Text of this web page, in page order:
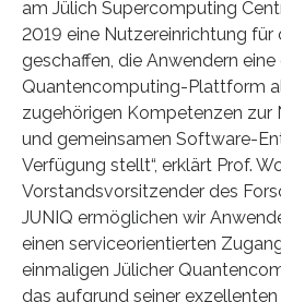
am Jülich Supercomputing
2019 eine Nutzereinrichtung für
geschaffen, die Anwendern
Quantencomputing-Plattform
zugehörigen Kompetenzen zur
und gemeinsamen Software-
Verfügung stellt“, erklärt Prof.
Vorstandsvorsitzender des
JUNIQ ermöglichen wir
einen serviceorientierten
einmaligen Jülicher
das aufgrund seiner